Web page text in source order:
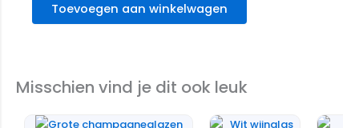
Toevoegen aan winkelwagen
Misschien vind je dit ook leuk